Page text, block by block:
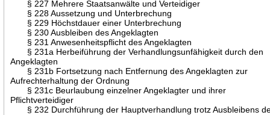
§ 227 Mehrere Staatsanwälte und Verteidiger
§ 228 Aussetzung und Unterbrechung
§ 229 Höchstdauer einer Unterbrechung
§ 230 Ausbleiben des Angeklagten
§ 231 Anwesenheitspflicht des Angeklagten
§ 231a Herbeiführung der Verhandlungsunfähigkeit durch den
Angeklagten
§ 231b Fortsetzung nach Entfernung des Angeklagten zur
Aufrechterhaltung der Ordnung
§ 231c Beurlaubung einzelner Angeklagter und ihrer
Pflichtverteidiger
§ 232 Durchführung der Hauptverhandlung trotz Ausbleibens